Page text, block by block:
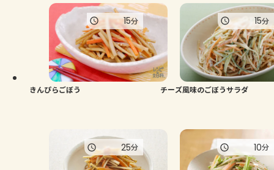
きんぴらごぼう
15分
チーズ風味のごぼうサラダ
15分
25分 10分